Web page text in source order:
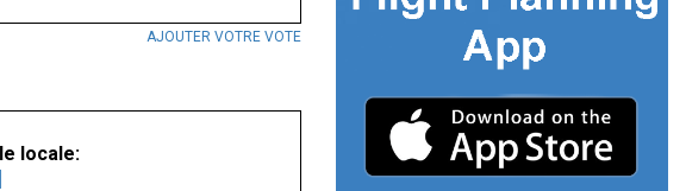
AJOUTER VOTRE VOTE
locale: